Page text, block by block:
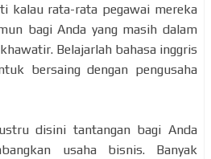
kalau rata-rata pegawai mereka
bagi Anda yang masih dalam
Belajarlah bahasa inggris
bersaing dengan pengusaha
disini tantangan bagi Anda
usaha bisnis. Banyak